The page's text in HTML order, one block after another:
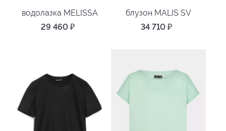
водолазка MELISSA
29 460 ₽
блузон MALIS SV
34 710 ₽